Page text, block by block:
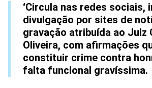
‘Circula nas redes sociais,
divulgação por sites de
gravação atribuída ao Juiz
Oliveira, com afirmações
constituir crime contra
falta funcional gravíssima.